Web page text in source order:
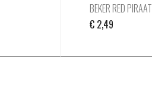
BEKER RED PIRAAT
€ 2,49